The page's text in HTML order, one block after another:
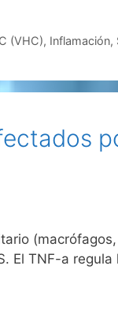
(VHC), Inflamación,
El TNF-a regula